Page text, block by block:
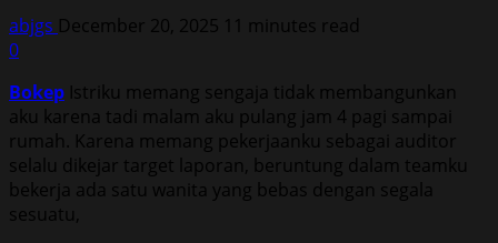
abjgs December 20, 2025 11 minutes read
0
Bokep Istriku memang sengaja tidak membangunkan
aku karena tadi malam aku pulang jam 4 pagi sampai
rumah. Karena memang pekerjaanku sebagai auditor
selalu dikejar target laporan, beruntung dalam teamku
bekerja ada satu wanita yang bebas dengan segala
sesuatu,